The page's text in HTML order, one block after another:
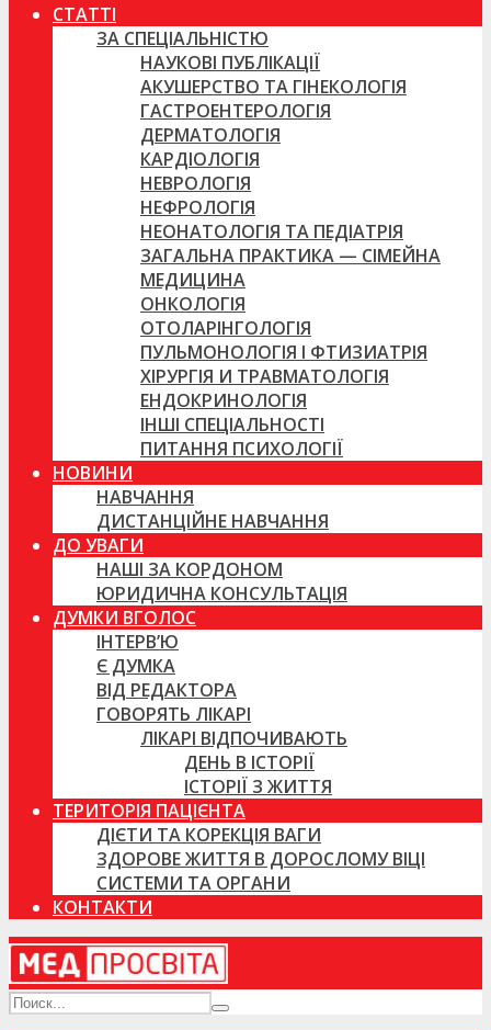
СТАТТІ
ЗА СПЕЦІАЛЬНІСТЮ
НАУКОВІ ПУБЛІКАЦІЇ
АКУШЕРСТВО ТА ГІНЕКОЛОГІЯ
ГАСТРОЕНТЕРОЛОГІЯ
ДЕРМАТОЛОГІЯ
КАРДІОЛОГІЯ
НЕВРОЛОГІЯ
НЕФРОЛОГІЯ
НЕОНАТОЛОГІЯ ТА ПЕДІАТРІЯ
ЗАГАЛЬНА ПРАКТИКА — СІМЕЙНА
МЕДИЦИНА
ОНКОЛОГІЯ
ОТОЛАРІНГОЛОГІЯ
ПУЛЬМОНОЛОГІЯ І ФТИЗИАТРІЯ
ХІРУРГІЯ И ТРАВМАТОЛОГІЯ
ЕНДОКРИНОЛОГІЯ
ІНШІ СПЕЦІАЛЬНОСТІ
ПИТАННЯ ПСИХОЛОГІЇ
НОВИНИ
НАВЧАННЯ
ДИСТАНЦІЙНЕ НАВЧАННЯ
ДО УВАГИ
НАШІ ЗА КОРДОНОМ
ЮРИДИЧНА КОНСУЛЬТАЦІЯ
ДУМКИ ВГОЛОС
ІНТЕРВ’Ю
Є ДУМКА
ВІД РЕДАКТОРА
ГОВОРЯТЬ ЛІКАРІ
ЛІКАРІ ВІДПОЧИВАЮТЬ
ДЕНЬ В ІСТОРІЇ
ІСТОРІЇ З ЖИТТЯ
ТЕРИТОРІЯ ПАЦІЄНТА
ДІЄТИ ТА КОРЕКЦІЯ ВАГИ
ЗДОРОВЕ ЖИТТЯ В ДОРОСЛОМУ ВІЦІ
СИСТЕМИ ТА ОРГАНИ
КОНТАКТИ